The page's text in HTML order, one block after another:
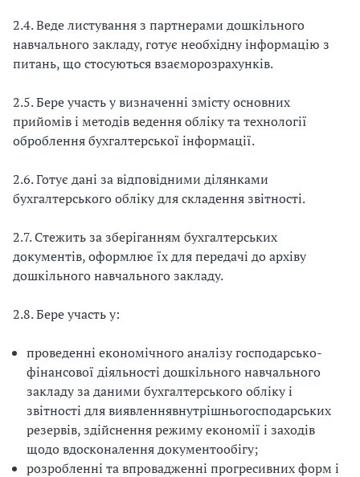
2.4. Веде листування з партнерами дошкільного
навчального закладу, готує необхідну інформацію з
питань, що стосуються взаєморозрахунків.
2.5. Бере участь у визначенні змісту основних
прийомів і методів ведення обліку та технології
оброблення бухгалтерської інформації.
2.6. Готує дані за відповідними ділянками
бухгалтерського обліку для складення звітності.
2.7. Стежить за зберіганням бухгалтерських
документів, оформлює їх для передачі до архіву
дошкільного навчального закладу.
2.8. Бере участь у:
проведенні економічного аналізу господарсько-
фінансової діяльності дошкільного нав­чального
закладу за даними бухгалтерського обліку і
звітності для виявленнявнутрішньогосподарських
резервів, здійснення режиму економії і заходів
щодо вдосконалення документообігу;
розробленні та впровадженні прогресивних форм і